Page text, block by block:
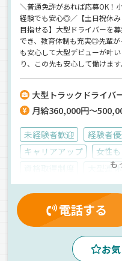
＼普通免許があれば応募OK！
経験でも安心◎／【土日祝休
目指せる】大型ドライバーを
でき、教育体制も充実◎先輩
も安心して大型デビューが叶
り、この先も安心して働けま
リなく稼ぎたい方はぜひご応募
大型トラックドライバ
月給360,000円～
未経験者歓迎 経験者
キャリアアップ
女性
大型連休
能率評価
賞与 無事
健康保険
有給休暇
制服・作業着貸与
雇
早朝 夕
平ボディ車
も
電話する
お